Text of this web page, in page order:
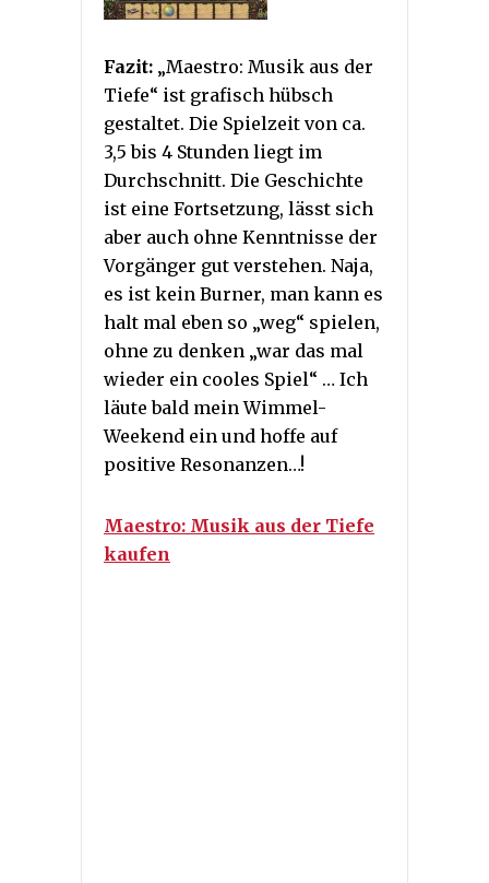
Fazit: „Maestro: Musik aus der
Tiefe“ ist grafisch hübsch
gestaltet. Die Spielzeit von ca.
3,5 bis 4 Stunden liegt im
Durchschnitt. Die Geschichte
ist eine Fortsetzung, lässt sich
aber auch ohne Kenntnisse der
Vorgänger gut verstehen. Naja,
es ist kein Burner, man kann es
halt mal eben so „weg“ spielen,
ohne zu denken „war das mal
wieder ein cooles Spiel“ … Ich
läute bald mein Wimmel-
Weekend ein und hoffe auf
positive Resonanzen…!
Maestro: Musik aus der Tiefe
kaufen